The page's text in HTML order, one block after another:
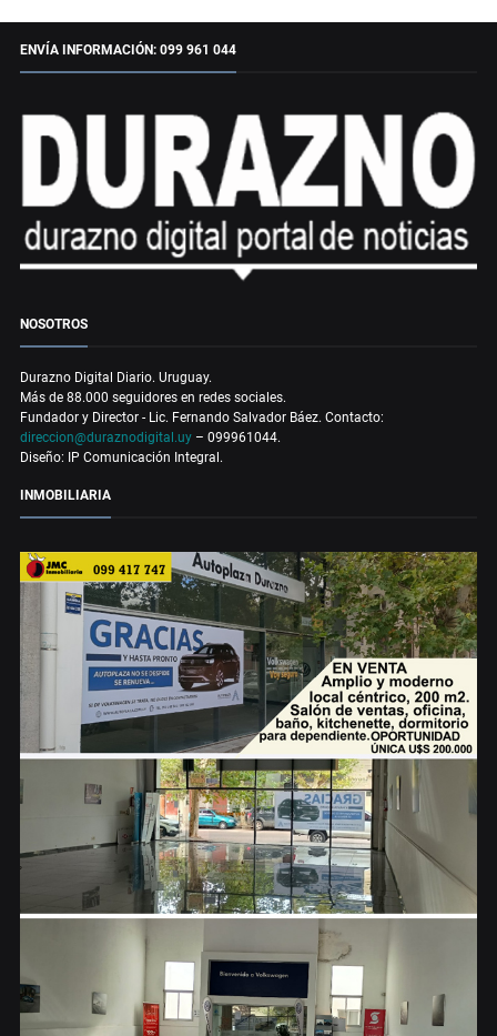
ENVÍA INFORMACIÓN: 099 961 044
NOSOTROS
Durazno Digital Diario. Uruguay.
Más de 88.000 seguidores en redes sociales.
Fundador y Director - Lic. Fernando Salvador Báez. Contacto:
direccion@duraznodigital.uy – 099961044.
Diseño: IP Comunicación Integral.
INMOBILIARIA